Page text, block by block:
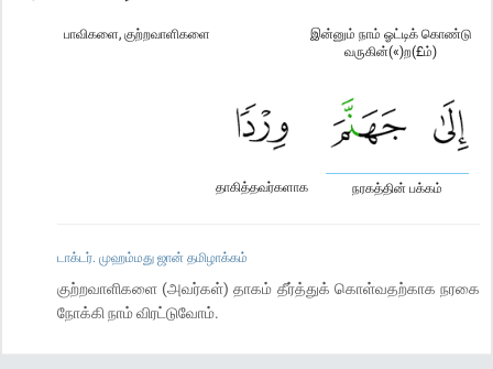
இன்னும் நாம் ஓட்டிக் கொண்டு
வருகின்(«)ற(£ம்)
பாவிகளை, குற்றவாளிகளை
நரகத்தின் பக்கம்
தாகித்தவர்களாக
டாக்டர். முஹம்மது ஜான் தமிழாக்கம்
குற்றவாளிகளை (அவர்கள்) தாகம் தீர்த்துக் கொள்வதற்காக நரகை
நோக்கி நாம் விரட்டுவோம்.